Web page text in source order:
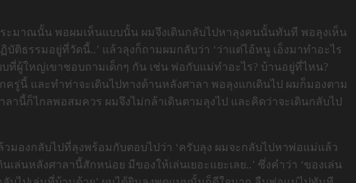
ะมาณนั้น พอผมเห็นแบบนั้น ผมจึงเดินกลับไปหาลุงคนนั้นทันที พอลุงเห็น
ติธรรมอยู่ที่วัดนี้..’ แล้วลุงก็ถามผมกลับว่า ‘ว่าแต่ไอ้หนู เอ็งมาทำอะไร
ผู้ใหญ่เขาชอบถามเด็กๆ กัน เช่น พ่อกับแม่ทำอะไร? บ้านอยู่ที่ไหน?
นี้ และทำท่าจะเดินไปทางด้านหลังศาลา พอลุงแกเดินไป ผมก็มองตาม
านี้ก็ไกลพอสมควร ผมจึงไม่กล้าเดินตามลุงไป และคิดว่าจะเดินกลับไป
วมองกลับไปที่ลุงพร้อมกับตอบไปว่า ‘ครับลุง ผมจะกลับไปหาพ่อแม่แล้ว
ล่นหลังศาลานี้สักหน่อย มีของให้เล่นเยอะแยะเลย..’ ซึ่งคำว่า ‘ของเล่น